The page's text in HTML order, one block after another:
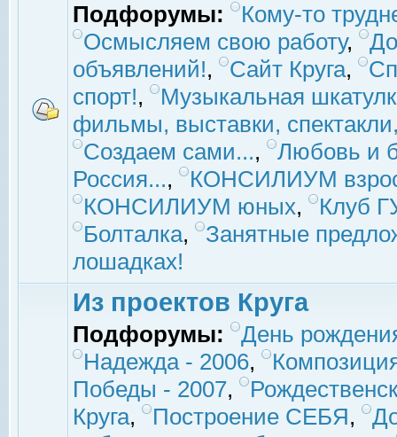
Подфорумы:
Кому-то
Осмысляем свою работу,
объявлений!, Сайт Круга,
спорт!,
Музыкальная
фильмы, выставки,
Создаем сами...,
Любовь и
Россия...,
КОНСИЛИУМ
КОНСИЛИУМ юных,
Клуб
Болталка,
Занятные
лошадках!
Из проектов Круга
Подфорумы:
День
Надежда - 2006,
Победы - 2007,
Круга, Построение СЕБЯ,